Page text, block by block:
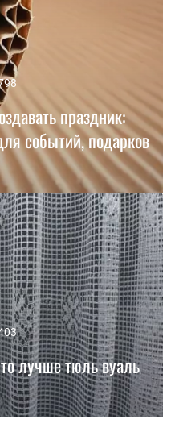
праздник:
событий, подарков
лучше тюль вуаль